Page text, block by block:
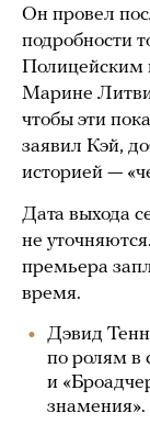
Он провел
подробности
Полицейским
Марине
чтобы эти
заявил Кэй,
историей —
Дата выхода
не
премьера
время.
Дэвид
по ролям в
и
знамения».